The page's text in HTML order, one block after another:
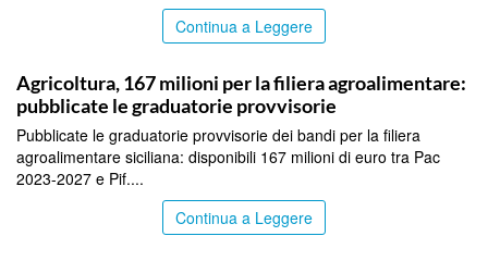
Continua a Leggere
Agricoltura, 167 milioni per la filiera agroalimentare:
pubblicate le graduatorie provvisorie
Pubblicate le graduatorie provvisorie dei bandi per la filiera
agroalimentare siciliana: disponibili 167 milioni di euro tra Pac
2023-2027 e Pif....
Continua a Leggere